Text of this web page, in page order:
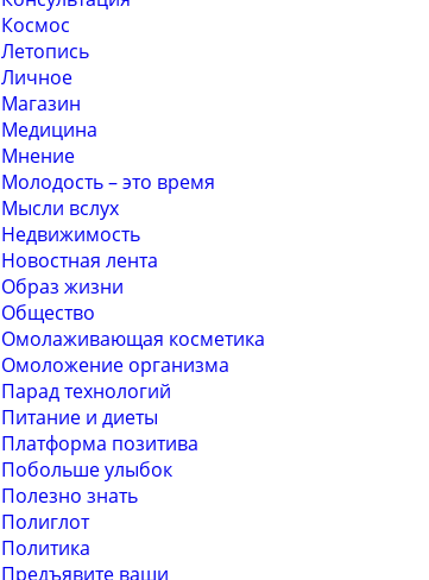
Космос
Летопись
Личное
Магазин
Медицина
Мнение
Молодость – это время
Мысли вслух
Недвижимость
Новостная лента
Образ жизни
Общество
Омолаживающая косметика
Омоложение организма
Парад технологий
Питание и диеты
Платформа позитива
Побольше улыбок
Полезно знать
Полиглот
Политика
Предъявите ваши